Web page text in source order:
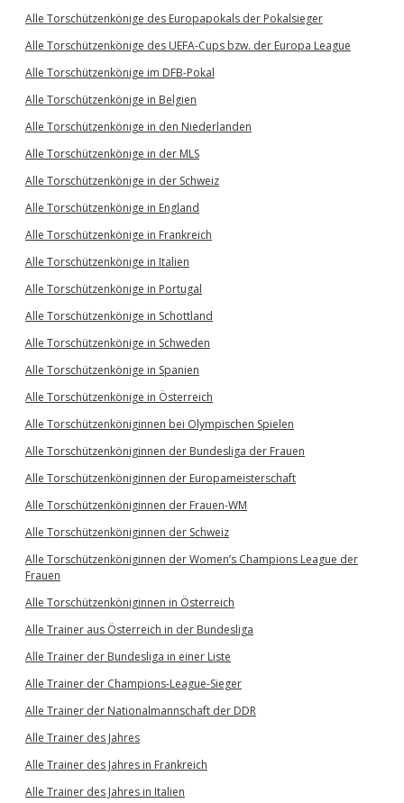
Alle Torschützenkönige des Europapokals der Pokalsieger
Alle Torschützenkönige des UEFA-Cups bzw. der Europa League
Alle Torschützenkönige im DFB-Pokal
Alle Torschützenkönige in Belgien
Alle Torschützenkönige in den Niederlanden
Alle Torschützenkönige in der MLS
Alle Torschützenkönige in der Schweiz
Alle Torschützenkönige in England
Alle Torschützenkönige in Frankreich
Alle Torschützenkönige in Italien
Alle Torschützenkönige in Portugal
Alle Torschützenkönige in Schottland
Alle Torschützenkönige in Schweden
Alle Torschützenkönige in Spanien
Alle Torschützenkönige in Österreich
Alle Torschützenköniginnen bei Olympischen Spielen
Alle Torschützenköniginnen der Bundesliga der Frauen
Alle Torschützenköniginnen der Europameisterschaft
Alle Torschützenköniginnen der Frauen-WM
Alle Torschützenköniginnen der Schweiz
Alle Torschützenköniginnen der Women’s Champions League der
Frauen
Alle Torschützenköniginnen in Österreich
Alle Trainer aus Österreich in der Bundesliga
Alle Trainer der Bundesliga in einer Liste
Alle Trainer der Champions-League-Sieger
Alle Trainer der Nationalmannschaft der DDR
Alle Trainer des Jahres
Alle Trainer des Jahres in Frankreich
Alle Trainer des Jahres in Italien